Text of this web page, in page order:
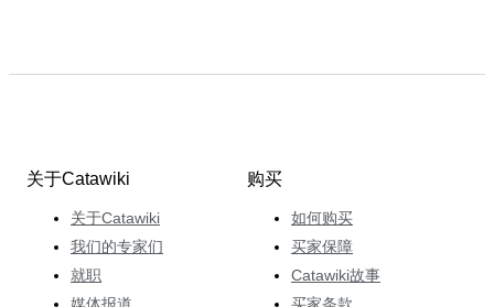
关于Catawiki
关于Catawiki
我们的专家们
就职
购买
如何购买
买家保障
Catawiki故事